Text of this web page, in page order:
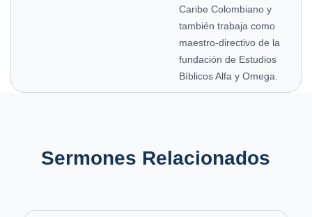
Caribe Colombiano y
también trabaja como
maestro-directivo de la
fundación de Estudios
Bíblicos Alfa y Omega.
Sermones Relacionados